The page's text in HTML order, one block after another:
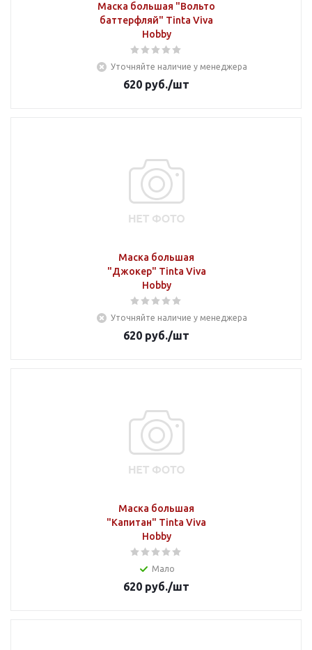
Маска большая "Вольто
баттерфляй" Tinta Viva
Hobby
Уточняйте наличие у менеджера
620 руб./шт
Маска большая
"Джокер" Tinta Viva
Hobby
Уточняйте наличие у менеджера
620 руб./шт
Маска большая
"Капитан" Tinta Viva
Hobby
Мало
620 руб./шт